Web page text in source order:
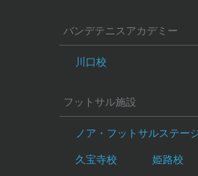
バンデテニスアカデミー
川口校
フットサル施設
ノア・フットサルステー
久宝寺校 姫路校